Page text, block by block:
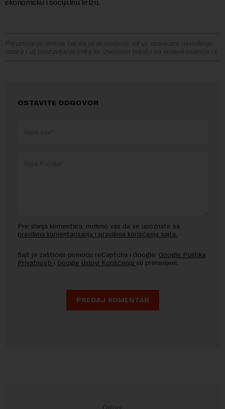
ekonomsku i socijalnu krizu.
Preuzimanje delova teksta je dozvoljeno, ali uz obavezno navođenje
izvora i uz postavljanje linka ka izvornom tekstu na novaekonomija.rs
OSTAVITE ODGOVOR
Pre slanja komentara, molimo vas da se upoznate sa
pravilima komentarisanja i pravilima korišćenja sajta.
Sajt je zaštićen pomocu reCaptcha i Google. Google Politika
Privatnosti i Google Uslovi Korišćenja su primenjeni.